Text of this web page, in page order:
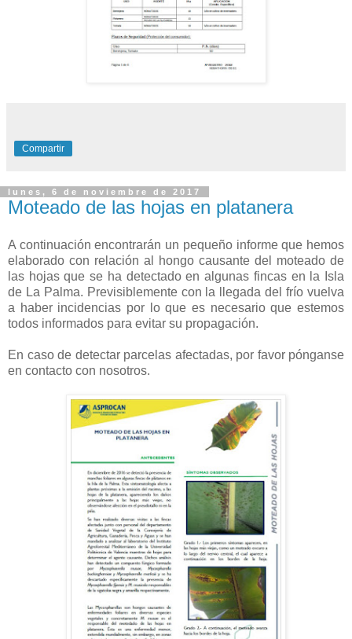
Compartir
lunes, 6 de noviembre de 2017
Moteado de las hojas en platanera
A continuación encontrarán un pequeño informe que hemos
elaborado con relación al hongo causante del moteado de
las hojas que se ha detectado en algunas fincas en la Isla
de La Palma. Previsiblemente con la llegada del frío vuelva
a haber incidencias por lo que es necesario que estemos
todos informados para evitar su propagación.
En caso de detectar parcelas afectadas, por favor pónganse
en contacto con nosotros.